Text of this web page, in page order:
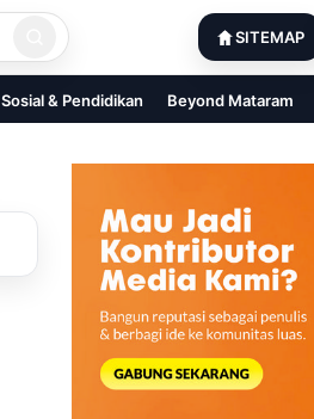
SITEMAP
Sosial & Pendidikan Beyond Mataram